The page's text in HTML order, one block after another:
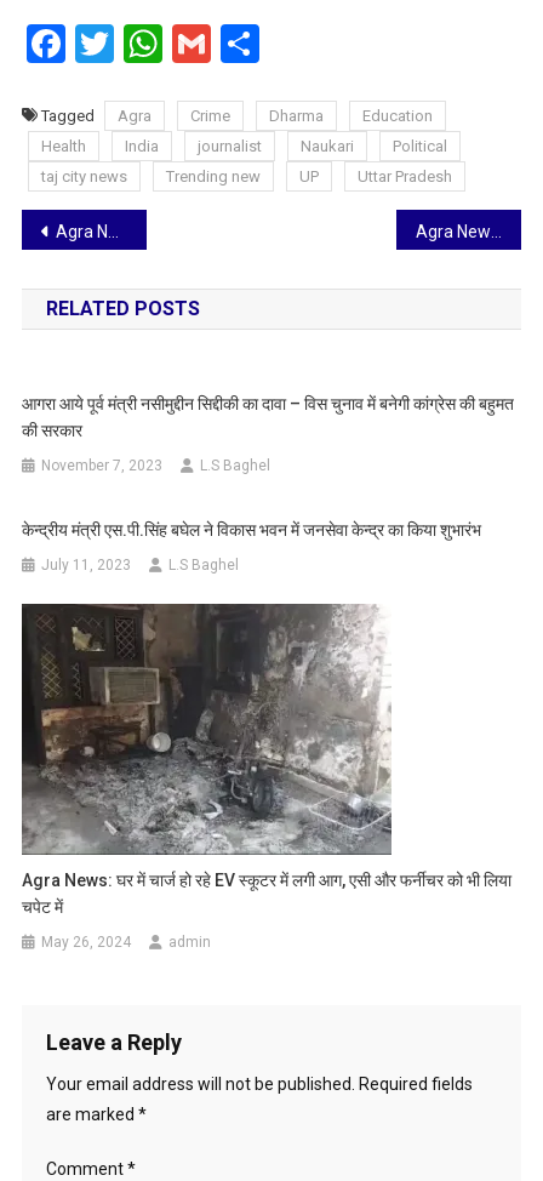
Facebook
Twitter
WhatsApp
GmailShare
Tagged Agra Crime Dharma
Education
Health
India journalist Naukari
Political
taj city news
Trending new UP Uttar Pradesh
Post
navigation
Agra News: फर्जी मार्कशीट बनाने वाले गिरोह का STF ने किया भंडाफोड़, अब तक आठ हजार से अधिक बना चुका है फर्जी मार्कशीट, सरगना गिरफ्तार
RELATED POSTS
आगरा आये पूर्व मंत्री नसीमुद्दीन सिद्दीकी का दावा – विस चुनाव में बनेगी कांग्रेस की बहुमत
की सरकार
November 7, 2023 L.S Baghel
केन्द्रीय मंत्री एस.पी.सिंह बघेल ने विकास भवन में जनसेवा केन्द्र का किया शुभारंभ
July 11, 2023 L.S Baghel
Agra News: घर में चार्ज हो रहे EV स्कूटर में लगी आग, एसी और फर्नीचर को भी लिया
चपेट में
May 26, 2024 admin
Leave a Reply
Your email address will not be published.
Required fields
are marked *
Comment*